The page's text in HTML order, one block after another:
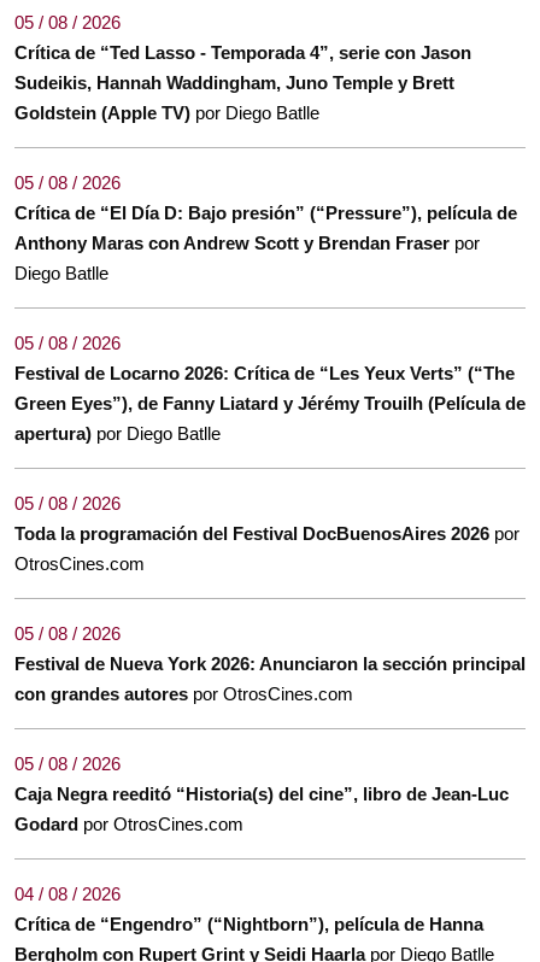
05 / 08 / 2026
Crítica de “Ted Lasso - Temporada 4”, serie con Jason
Sudeikis, Hannah Waddingham, Juno Temple y Brett
Goldstein (Apple TV) por Diego Batlle
05 / 08 / 2026
Crítica de “El Día D: Bajo presión” (“Pressure”), película de
Anthony Maras con Andrew Scott y Brendan Fraser por
Diego Batlle
05 / 08 / 2026
Festival de Locarno 2026: Crítica de “Les Yeux Verts” (“The
Green Eyes”), de Fanny Liatard y Jérémy Trouilh (Película de
apertura) por Diego Batlle
05 / 08 / 2026
Toda la programación del Festival DocBuenosAires 2026 por
OtrosCines.com
05 / 08 / 2026
Festival de Nueva York 2026: Anunciaron la sección principal
con grandes autores por OtrosCines.com
05 / 08 / 2026
Caja Negra reeditó “Historia(s) del cine”, libro de Jean-Luc
Godard por OtrosCines.com
04 / 08 / 2026
Crítica de “Engendro” (“Nightborn”), película de Hanna
Bergholm con Rupert Grint y Seidi Haarla por Diego Batlle